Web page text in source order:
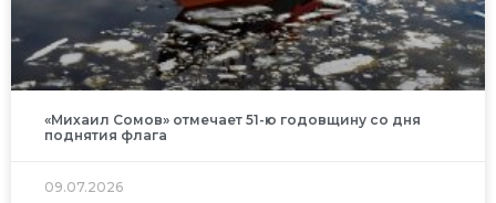
«Михаил Сомов» отмечает 51-ю годовщину со дня
поднятия флага
09.07.2026